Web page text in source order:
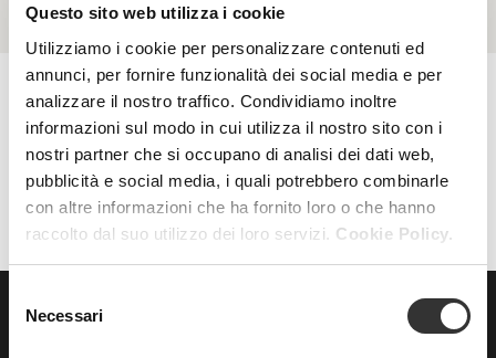
Questo sito web utilizza i cookie
Utilizziamo i cookie per personalizzare contenuti ed
annunci, per fornire funzionalità dei social media e per
analizzare il nostro traffico. Condividiamo inoltre
informazioni sul modo in cui utilizza il nostro sito con i
nostri partner che si occupano di analisi dei dati web,
pubblicità e social media, i quali potrebbero combinarle
con altre informazioni che ha fornito loro o che hanno
raccolto dal suo utilizzo dei loro servizi. Cookie Policy.
delNecessari
FILTRI AZZERA FILTRI